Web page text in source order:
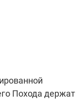
Похода держат